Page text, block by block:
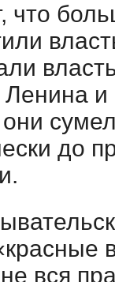
что
Ленина
они
до
вся